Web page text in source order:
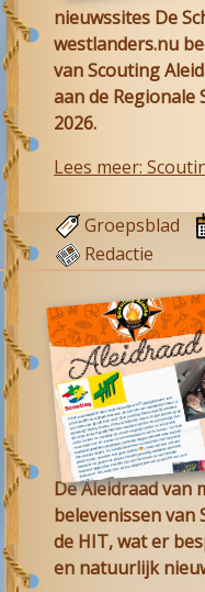
nieuwssites De
westlanders.nu
vanScouting
aan de Regionale
2026.
Lees meer:
Redactie
Groepsblad
De Aleidraad van
belevenissen van
de HIT, wat er
en natuurlijk